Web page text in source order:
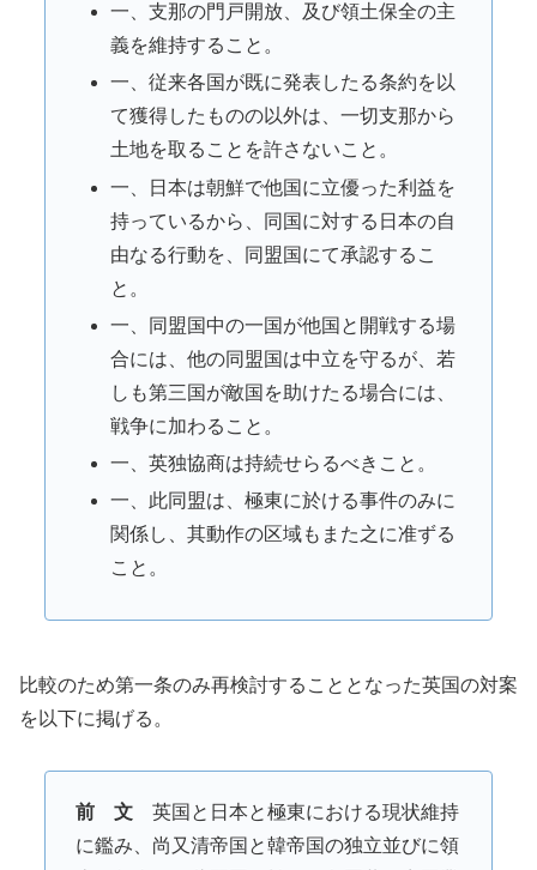
一、支那の門戸開放、及び領土保全の主
義を維持すること。
一、従来各国が既に発表したる条約を以
て獲得したものの以外は、一切支那から
土地を取ることを許さないこと。
一、日本は朝鮮で他国に立優った利益を
持っているから、同国に対する日本の自
由なる行動を、同盟国にて承認するこ
と。
一、同盟国中の一国が他国と開戦する場
合には、他の同盟国は中立を守るが、若
しも第三国が敵国を助けたる場合には、
戦争に加わること。
一、英独協商は持続せらるべきこと。
一、此同盟は、極東に於ける事件のみに
関係し、其動作の区域もまた之に准ずる
こと。
比較のため第一条のみ再検討することとなった英国の対案
を以下に掲げる。
前 文英国と日本と極東における現状維持
に鑑み、尚又清帝国と韓帝国の独立並びに領